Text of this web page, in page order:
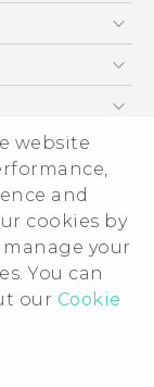
website
and
cookies by
your
You can
our Cookie